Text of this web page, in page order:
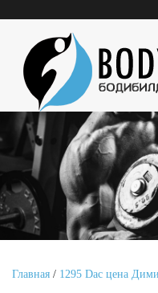
Главная / 1295 Dac цена